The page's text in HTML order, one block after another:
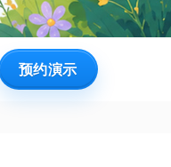
预约演示